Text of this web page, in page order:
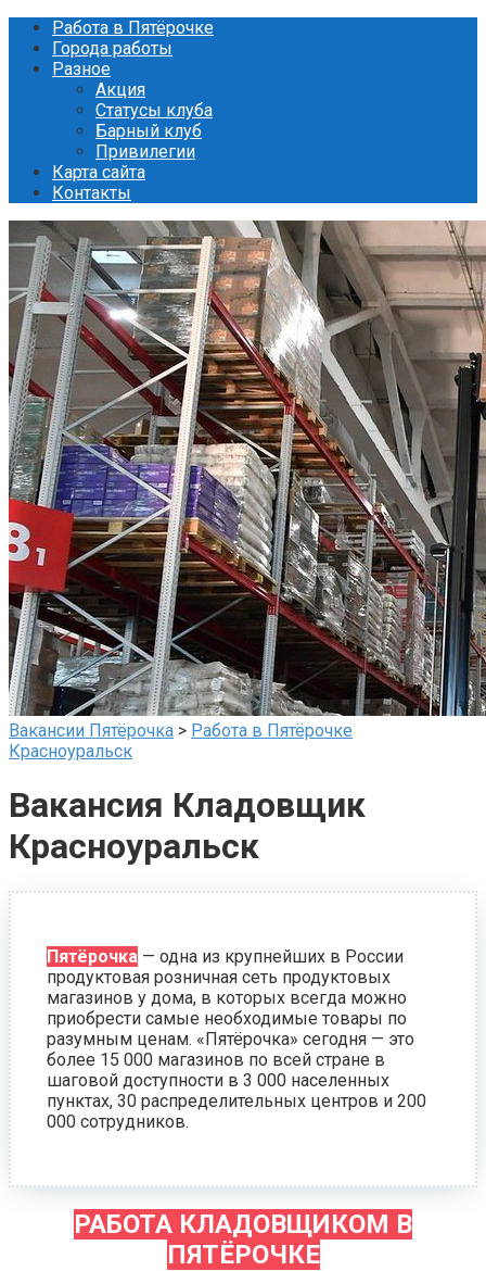
Перейти
контенту
Работа в Пятёрочке
Города работы
Разное
Акция
Статусы клуба
Барный клуб
Привилегии
Карта сайта
Контакты
Вакансии Пятёрочка > Работа в Пятёрочке
Красноуральск
Вакансия Кладовщик
Красноуральск
Пятёрочка — одна из крупнейших в России
продуктовая розничная сеть продуктовых
магазинов у дома, в которых всегда можно
приобрести самые необходимые товары по
разумным ценам. «Пятёрочка» сегодня — это
более 15 000 магазинов по всей стране в
шаговой доступности в 3 000 населенных
пунктах, 30 распределительных центров и 200
000 сотрудников.
РАБОТА КЛАДОВЩИКОМ В
ПЯТЁРОЧКЕ